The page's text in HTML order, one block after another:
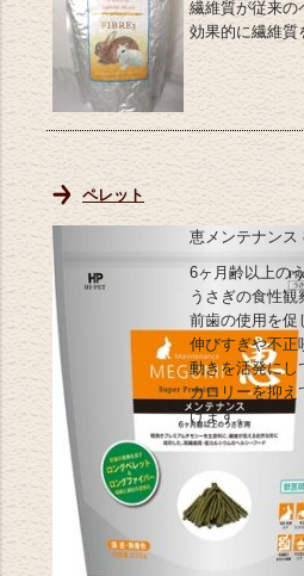
繊維質が従来の
効果的に繊維質
ペレット
恵メンテナンス
6ヶ月齢以上の
うさぎの食性観
前歯の使用を促
伸びすぎや不正
動きを活発にし
カロリーを抑え
けます。